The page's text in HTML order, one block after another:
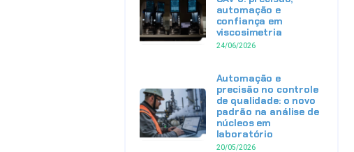
automação e
confiança em
viscosimetria
24/06/2026
Automação e
precisão no controle
de qualidade: o novo
padrão na análise de
núcleos em
laboratório
20/05/2026